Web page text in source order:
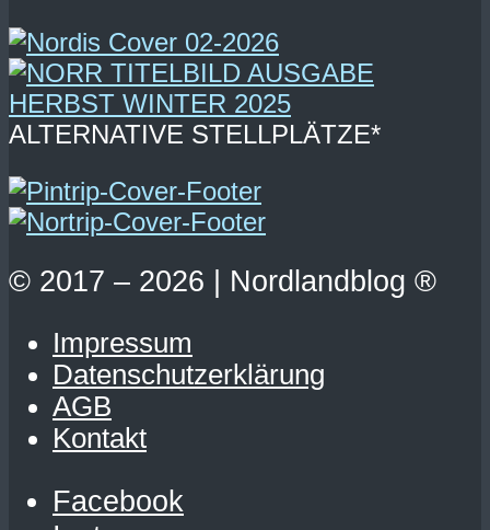
ALTERNATIVE STELLPLÄTZE*
© 2017 – 2026 | Nordlandblog ®
Impressum
Datenschutzerklärung
AGB
Kontakt
Facebook